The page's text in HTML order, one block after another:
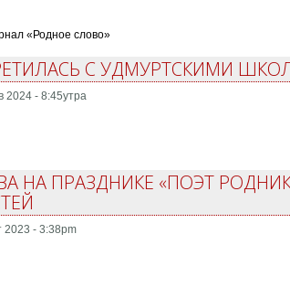
«Родное слово»
С УДМУРТСКИМИ
2024 - 8:45утра
НА ПРАЗДНИКЕ «ПОЭТ
2023 - 3:38pm